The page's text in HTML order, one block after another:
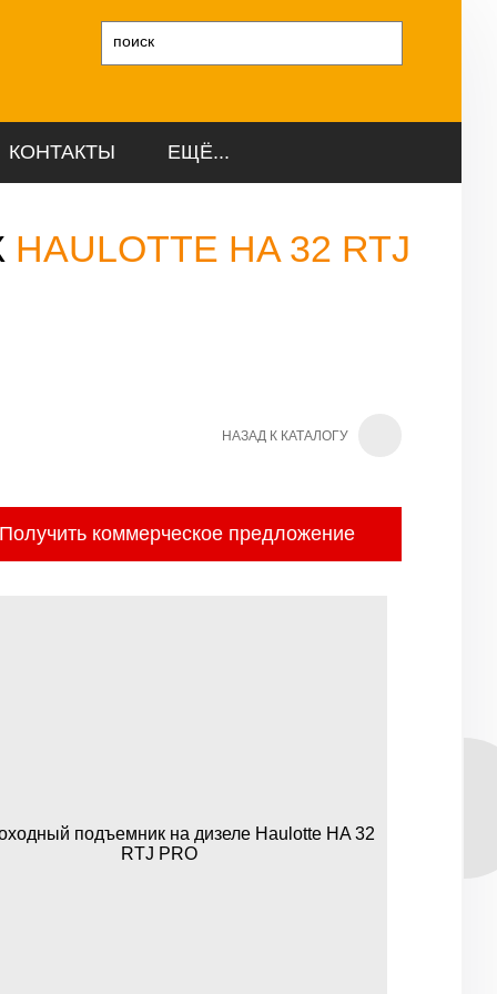
КОНТАКТЫ ЕЩЁ...
HAULOTTE HA 32 RTJ
НАЗАД К КАТАЛОГУ
Получить коммерческое предложение